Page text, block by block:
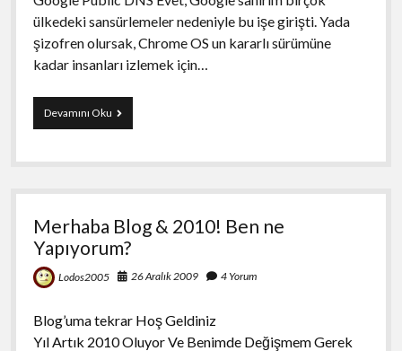
ülkedeki sansürlemeler nedeniyle bu işe girişti. Yada
şizofren olursak, Chrome OS un kararlı sürümüne
kadar insanları izlemek için…
Devamını OkuGoogle
Dns
Merhaba Blog & 2010! Ben ne
Yapıyorum?
Lodos2005 26 Aralık 2009 4 Yorum
Blog’uma tekrar Hoş Geldiniz
Yıl Artık 2010 Oluyor Ve Benimde Değişmem Gerek